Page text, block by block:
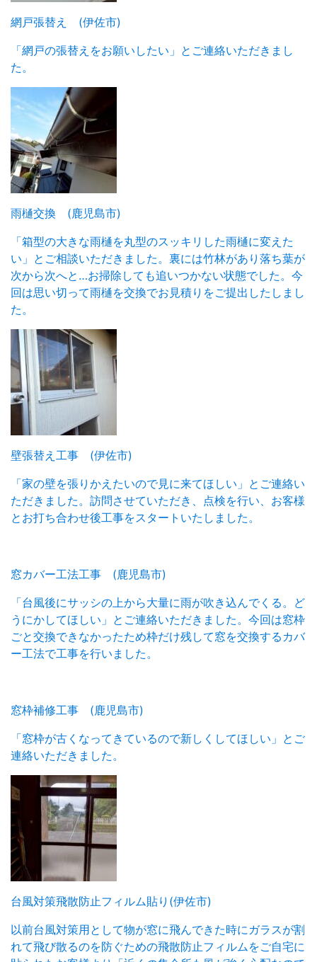
網戸張替え (伊佐市)
「網戸の張替えをお願いしたい」とご連絡いただきまし
た。
雨樋交換 (鹿児島市)
「箱型の大きな雨樋を丸型のスッキリした雨樋に変えた
い」とご相談いただきました。裏には竹林があり落ち葉が
次から次へと…お掃除しても追いつかない状態でした。今
回は思い切って雨樋を交換でお見積りをご提出したしまし
た。
壁張替え工事 (伊佐市)
「家の壁を張りかえたいので見に来てほしい」とご連絡い
ただきました。訪問させていただき、点検を行い、お客様
とお打ち合わせ後工事をスタートいたしました。
窓カバー工法工事 (鹿児島市)
「台風後にサッシの上から大量に雨が吹き込んでくる。ど
うにかしてほしい」とご連絡いただきました。今回は窓枠
ごと交換できなかったため枠だけ残して窓を交換するカバ
ー工法で工事を行いました。
窓枠補修工事 (鹿児島市)
「窓枠が古くなってきているので新しくしてほしい」とご
連絡いただきました。
台風対策飛散防止フィルム貼り(伊佐市)
以前台風対策用として物が窓に飛んできた時にガラスが割
れて飛び散るのを防ぐための飛散防止フィルムをご自宅に